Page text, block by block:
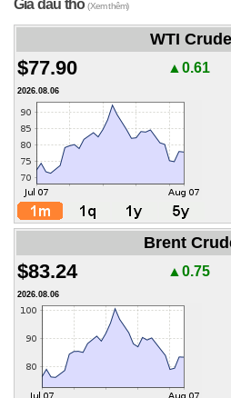
Giá dầu thô(Xem thêm)
WTI
$77.90 ▲0.61
2026.08.06
Brent
$83.24 ▲0.75
2026.08.06